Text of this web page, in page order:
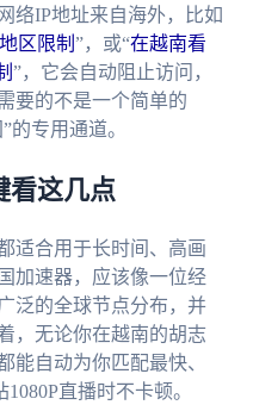
络IP地址来自海外，比如
区限制 ”，或“在越南看
”，它会自动阻止访问，
要的不是一个简单的
的专用通道。
看这几点
适合用于长时间、高画
加速器，应该像一位经
泛的全球节点分布，并
，无论你在越南的胡志
能自动为你匹配最快、
直播时不卡顿。